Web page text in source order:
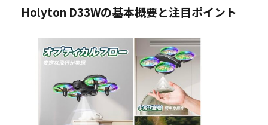
Holyton D33Wの基本概要と注目ポイント